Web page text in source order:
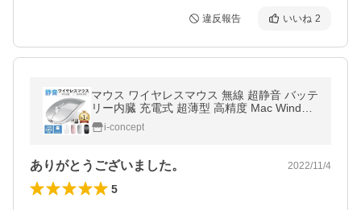
違反報告 いいね 2
マウス ワイヤレスマウス 無線 超静音 バッテ
リー内臓 充電式 超薄型 高精度 Mac Window
s surface Microsoft Pro ゲーミング 2023年
最新版 送料無料 セール
i-concept
ありがとうございました。 2022/11/4
5